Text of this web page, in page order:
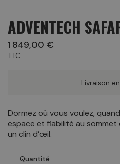
ADVENTECH
1 849,00 €
TTC
Livraison
Dormez où vous voulez,
espace et fiabilité au
un clin d’œil.
Quantité